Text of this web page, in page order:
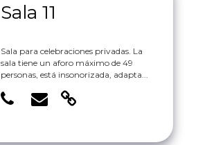
Sala 11
Sala para celebraciones privadas. La
sala tiene un aforo máximo de 49
personas, está insonorizada, adapta...